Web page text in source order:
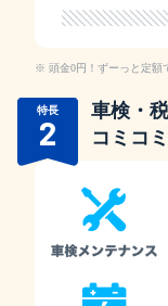
頭金0円！ずーっと定額
特長
2
車検・
コミコ